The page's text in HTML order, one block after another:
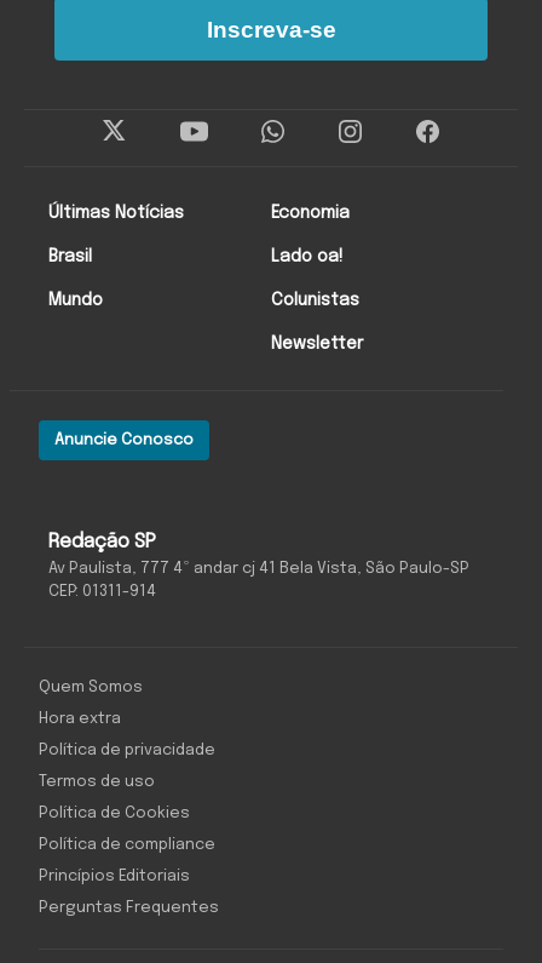
Redação SP
Av Paulista, 777 4º andar cj 41 Bela Vista, São Paulo-SP
CEP: 01311-914
Anuncie Conosco
Últimas Notícias
Brasil
Mundo
Economia
Lado oa!
Colunistas
Newsletter
Inscreva-se
Quem Somos
Hora extra
Política de privacidade
Termos de uso
Política de Cookies
Política de compliance
Princípios Editoriais
Perguntas Frequentes